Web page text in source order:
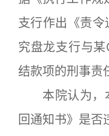
支行作出《责
究盘龙支行与
结款项的刑事责
本院认为，
回通知书》是否